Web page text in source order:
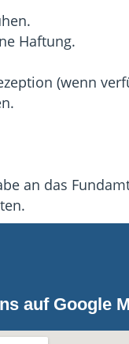
Haftung.
(wenn
an das
auf Google